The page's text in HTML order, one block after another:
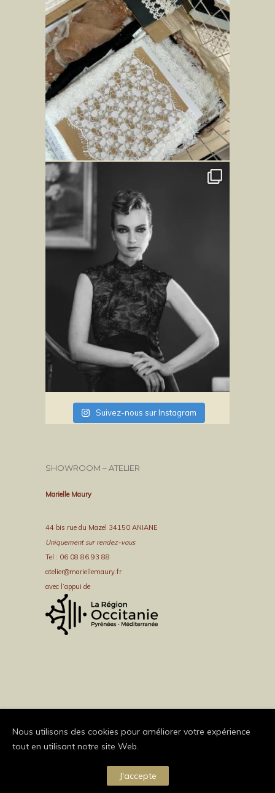
Suivez-nous sur Instagram
SHOWROOM – ATELIER
Marielle Maury
44 bis rue du Mazel 34150 ANIANE
Uniquement sur rendez-vous
Tel : 06 08 86 93 88
atelier@mariellemaury.fr
avec l’appui de
Copyright Brand Exponents 2014. All Rights Reserved
Nous utilisons des cookies pour améliorer votre expérience
tout en utilisant notre site Web.
J'accepte